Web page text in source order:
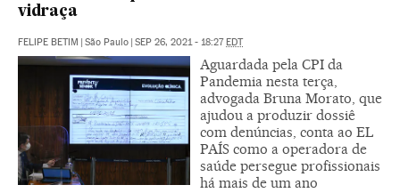
vidraça
FELIPE BETIM | São Paulo | SEP 26, 2021 - 18:27EDT
Aguardada pela CPI da
Pandemia nesta terça,
advogada Bruna Morato, que
ajudou a produzir dossiê
com denúncias, conta ao EL
PAÍS como a operadora de
saúde persegue profissionais
há mais de um ano